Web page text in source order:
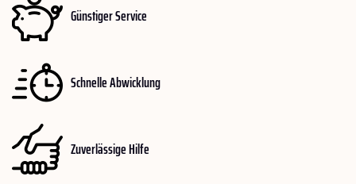
Günstiger Service
Schnelle Abwicklung
Zuverlässige Hilfe